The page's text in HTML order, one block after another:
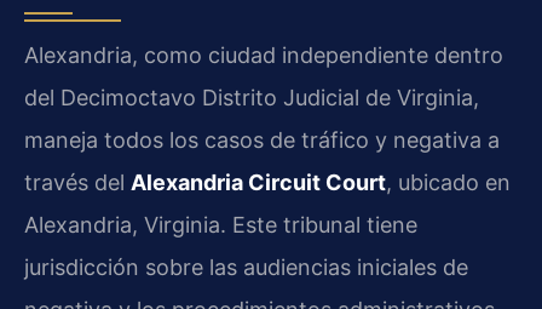
Alexandria, como ciudad independiente dentro
del Decimoctavo Distrito Judicial de Virginia,
maneja todos los casos de tráfico y negativa a
través del Alexandria Circuit Court, ubicado en
Alexandria, Virginia. Este tribunal tiene
jurisdicción sobre las audiencias iniciales de